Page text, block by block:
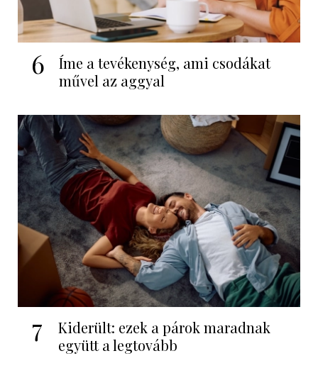
6
Íme a tevékenység, ami csodákat
művel az aggyal
7
Kiderült: ezek a párok maradnak
együtt a legtovább